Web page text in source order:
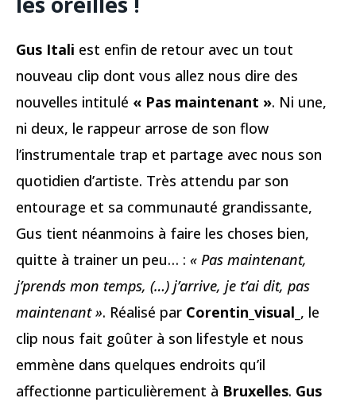
Gus Itali est enfin de retour avec un tout
nouveau clip dont vous allez nous dire des
nouvelles intitulé « Pas maintenant ». Ni une,
ni deux, le rappeur arrose de son flow
l’instrumentale trap et partage avec nous son
quotidien d’artiste. Très attendu par son
entourage et sa communauté grandissante,
Gus tient néanmoins à faire les choses bien,
quitte à trainer un peu… : « Pas maintenant,
j’prends mon temps, (…) j’arrive, je t’ai dit, pas
maintenant ». Réalisé par Corentin_visual_ , le
clip nous fait goûter à son lifestyle et nous
emmène dans quelques endroits qu’il
affectionne particulièrement à Bruxelles. Gus